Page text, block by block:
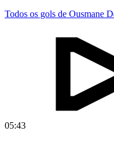
Todos os gols de Ousmane
05:43